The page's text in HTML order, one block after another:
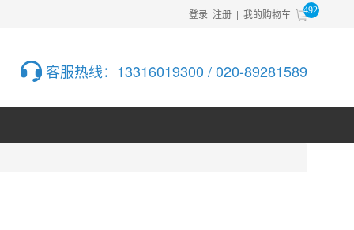
登录 注册 | 我的购物车 49256
客服热线： 13316019300 / 020-89281589